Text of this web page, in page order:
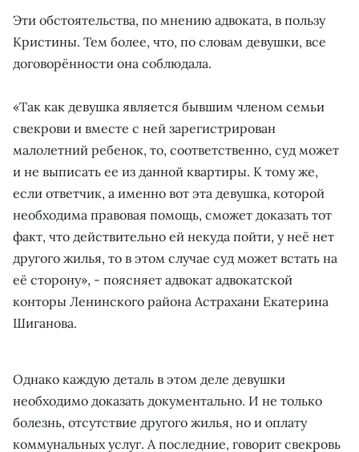
Эти обстоятельства, по мнению адвоката, в пользу
Кристины. Тем более, что, по словам девушки, все
договорённости она соблюдала.
«Так как девушка является бывшим членом семьи
свекрови и вместе с ней зарегистрирован
малолетний ребенок, то, соответственно, суд может
и не выписать ее из данной квартиры. К тому же,
если ответчик, а именно вот эта девушка, которой
необходима правовая помощь, сможет доказать тот
факт, что действительно ей некуда пойти, у неё нет
другого жилья, то в этом случае суд может встать на
её сторону», - поясняет адвокат адвокатской
конторы Ленинского района Астрахани Екатерина
Шиганова.
Однако каждую деталь в этом деле девушки
необходимо доказать документально. И не только
болезнь, отсутствие другого жилья, но и оплату
коммунальных услуг. А последние, говорит свекровь